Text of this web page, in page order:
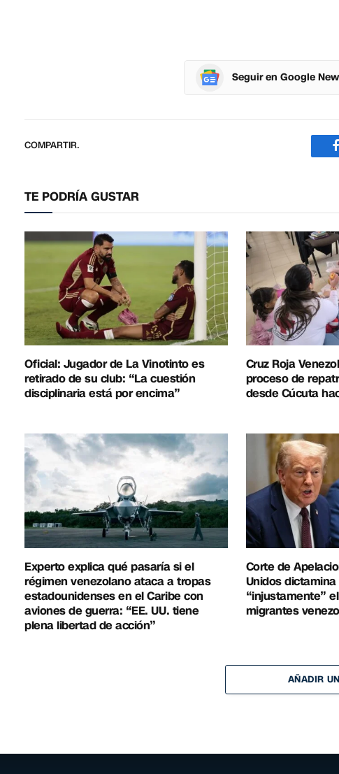
Seguir en Google
COMPARTIR.
TE PODRÍA GUSTAR
Oficial: Jugador de La Vinotinto es
retirado de su club: “La cuestión
disciplinaria está por encima”
Cruz Roja
proceso de
desde Cúcuta
Experto explica qué pasaría si el
régimen venezolano ataca a tropas
estadounidenses en el Caribe con
aviones de guerra: “EE. UU. tiene
plena libertad de acción”
Corte de
Unidos
“injustamente”
migrantes
AÑADIR